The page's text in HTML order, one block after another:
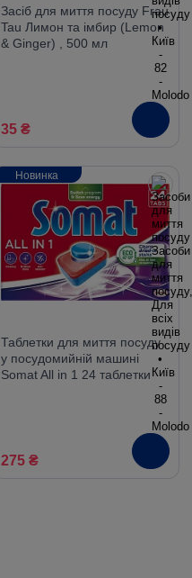
Засіб для миття посуду Frau
Tau Лимон та імбир (Lemon
& Ginger) , 500 мл
35 ₴
Таблетки для миття посуду
у посудомийній машині
Somat All in 1 24 таблетки
275 ₴
Новинка